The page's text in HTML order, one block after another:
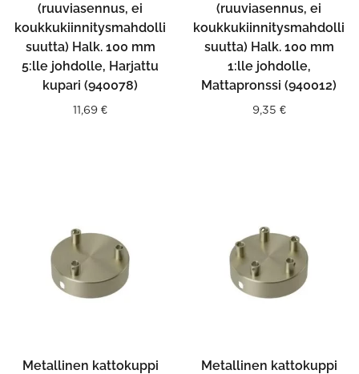
(ruuviasennus, ei
koukkukiinnitysmahdolli
suutta) Halk. 100 mm
5:lle johdolle, Harjattu
kupari (940078)
11,69 €
(ruuviasennus, ei
koukkukiinnitysmahdolli
suutta) Halk. 100 mm
1:lle johdolle,
Mattapronssi (940012)
9,35 €
Metallinen kattokuppi
Metallinen kattokuppi